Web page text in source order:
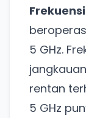
5 GHz.
rentan
5 GHz